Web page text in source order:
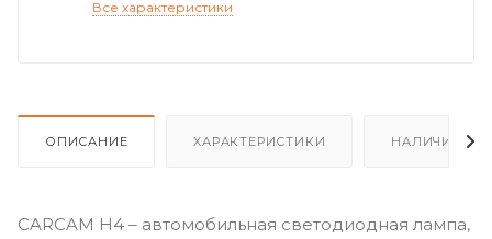
Все характеристики
ОПИСАНИЕ ХАРАКТЕРИСТИКИ НАЛИЧИЕ
CARCAM Н4 – автомобильная светодиодная лампа,